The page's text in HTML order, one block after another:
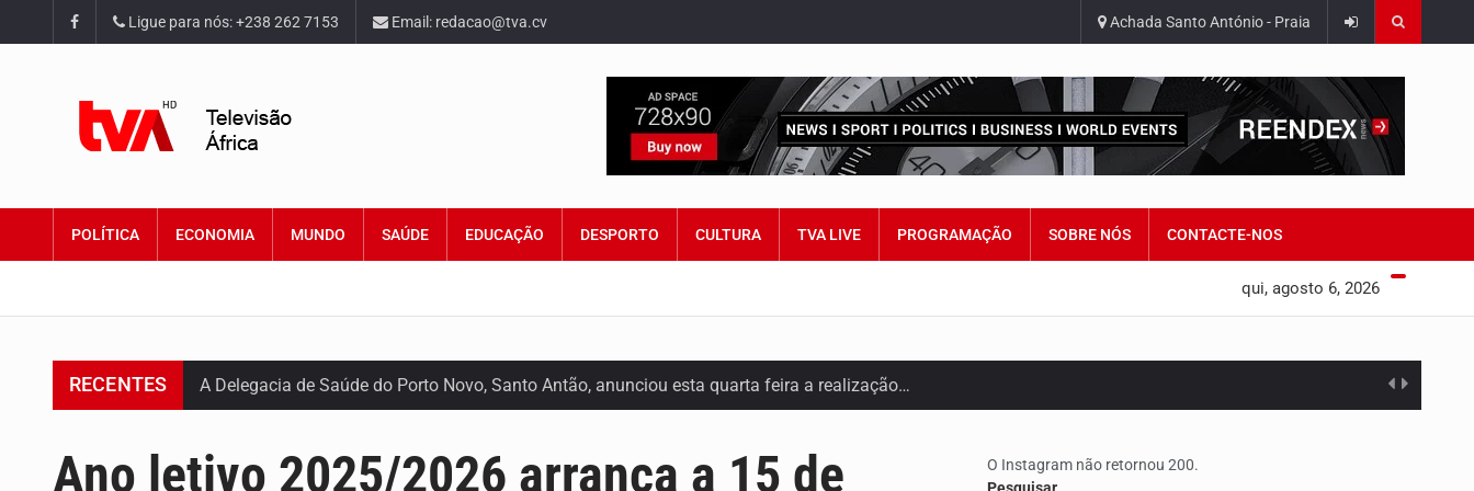
Ligue para nós: +238 262 7153 Email: redacao@tva.cv Achada Santo António - Praia
POLÍTICA ECONOMIA MUNDO SAÚDE EDUCAÇÃO DESPORTO CULTURA TVA LIVE PROGRAMAÇÃO SOBRE NÓS CONTACTE-NOS
qui, agosto 6, 2026
RECENTES A Delegacia de Saúde do Porto Novo, Santo Antão, anunciou esta quarta feira a realização…
Ano letivo 2025/2026 arranca a 15 de
O Instagram não retornou 200.